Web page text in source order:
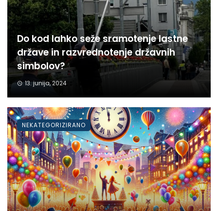
Do kod lahko seže sramotenje lastne
države in razvrednotenje državnih
simbolov?
13. junija, 2024
NEKATEGORIZIRANO